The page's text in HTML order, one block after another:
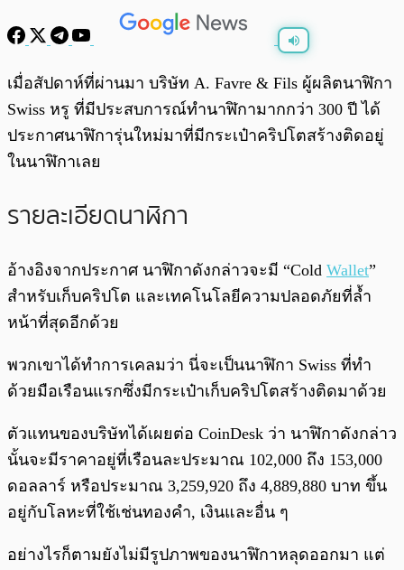
พร้อมเล่น 0:00/ 0:00
เมื่อสัปดาห์ที่ผ่านมา บริษัท A. Favre & Fils ผู้ผลิตนาฬิกา
Swiss หรู ที่มีประสบการณ์ทำนาฬิกามากกว่า 300 ปี ได้
ประกาศนาฬิการุ่นใหม่มาที่มีกระเป๋าคริปโตสร้างติดอยู่
ในนาฬิกาเลย
รายละเอียดนาฬิกา
อ้างอิงจากประกาศ นาฬิกาดังกล่าวจะมี “Cold Wallet”
สำหรับเก็บคริปโต และเทคโนโลยีความปลอดภัยที่ล้ำ
หน้าที่สุดอีกด้วย
พวกเขาได้ทำการเคลมว่า นี่จะเป็นนาฬิกา Swiss ที่ทำ
ด้วยมือเรือนแรกซึ่งมีกระเป๋าเก็บคริปโตสร้างติดมาด้วย
ตัวแทนของบริษัทได้เผยต่อ CoinDesk ว่า นาฬิกาดังกล่าว
นั้นจะมีราคาอยู่ที่เรือนละประมาณ 102,000 ถึง 153,000
ดอลลาร์ หรือประมาณ 3,259,920 ถึง 4,889,880 บาท ขึ้น
อยู่กับโลหะที่ใช้เช่นทองคำ, เงินและอื่น ๆ
อย่างไรก็ตามยังไม่มีรูปภาพของนาฬิกาหลุดออกมา แต่